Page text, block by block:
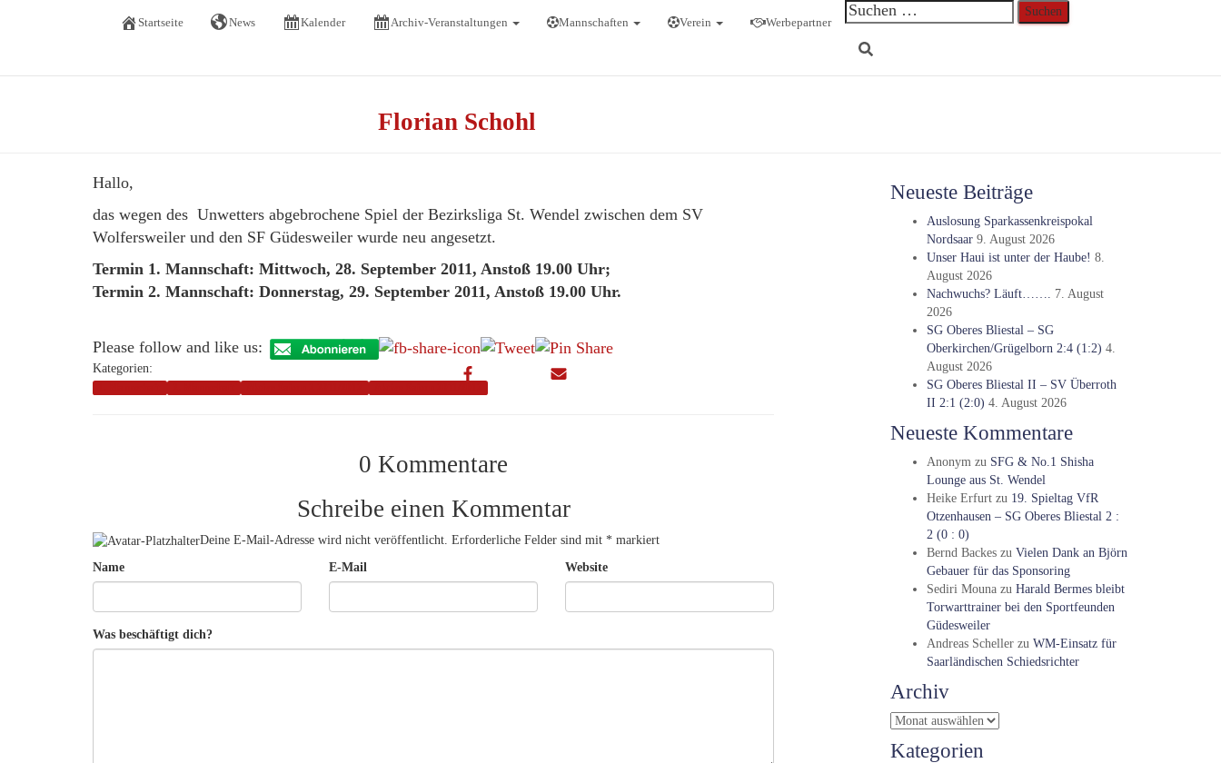
Startseite News Kalender Archiv-Veranstaltungen Mannschaften Verein Werbepartner
Suchen
nach:
Nachholspiel gg. Wolfersweiler
Florian Schohl
Hallo,
das wegen des Unwetters abgebrochene Spiel der Bezirksliga St. Wendel zwischen dem SV
Wolfersweiler und den SF Güdesweiler wurde neu angesetzt.
Termin 1. Mannschaft: Mittwoch, 28. September 2011, Anstoß 19.00 Uhr;
Termin 2. Mannschaft: Donnerstag, 29. September 2011, Anstoß 19.00 Uhr.
Please follow and like us:
Kategorien:
0 Kommentare
Schreibe einen Kommentar
Deine E-Mail-Adresse wird nicht veröffentlicht. Erforderliche Felder sind mit * markiert
Name
E-Mail Website
Was beschäftigt dich?
Neueste Beiträge
Auslosung Sparkassenkreispokal
Nordsaar 9. August 2026
Unser Haui ist unter der Haube! 8.
August 2026
Nachwuchs? Läuft……. 7. August
2026
SG Oberes Bliestal – SG
Oberkirchen/Grügelborn 2:4 (1:2) 4.
August 2026
SG Oberes Bliestal II – SV Überroth
II 2:1 (2:0) 4. August 2026
Neueste Kommentare
Anonymzu SFG & No.1 Shisha
Lounge aus St. Wendel
Heike Erfurtzu 19. Spieltag VfR
Otzenhausen – SG Oberes Bliestal 2 :
2 (0 : 0)
Bernd Backeszu Vielen Dank an Björn
Gebauer für das Sponsoring
Sediri Mounazu Harald Bermes bleibt
Torwarttrainer bei den Sportfeunden
Güdesweiler
Andreas Schellerzu WM-Einsatz für
Saarländischen Schiedsrichter
Archiv
Archiv
Kategorien